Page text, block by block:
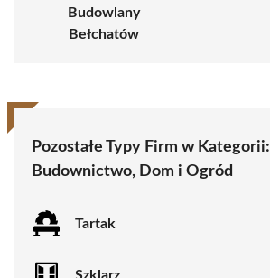
Budowlany
Bełchatów
Pozostałe Typy Firm w Kategorii:
Budownictwo, Dom i Ogród
Tartak
Szklarz